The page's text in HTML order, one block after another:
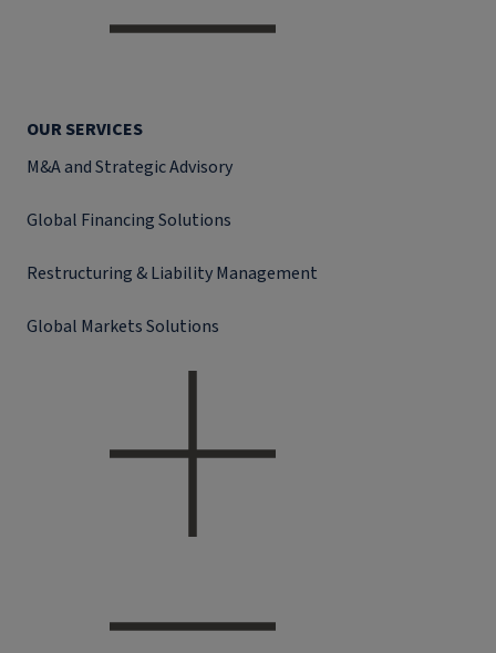
OUR SERVICES
M&A and Strategic Advisory
Global Financing Solutions
Restructuring & Liability Management
Global Markets Solutions